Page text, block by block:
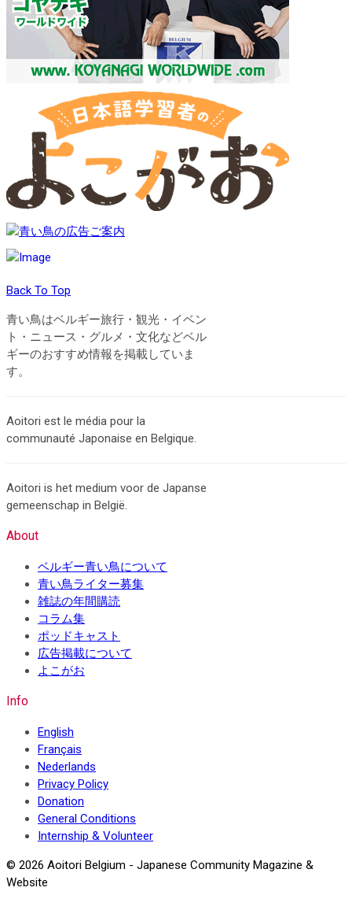
Back To Top
青い鳥はベルギー旅行・観光・イベン
ト・ニュース・グルメ・文化などベル
ギーのおすすめ情報を掲載していま
す。
Aoitori est le média pour la
communauté Japonaise en Belgique.
Aoitori is het medium voor de Japanse
gemeenschap in België.
About
ベルギー青い鳥について
青い鳥ライター募集
雑誌の年間購読
コラム集
ポッドキャスト
広告掲載について
よこがお
Info
English
Français
Nederlands
Privacy Policy
Donation
General Conditions
Internship & Volunteer
© 2026 Aoitori Belgium - Japanese Community Magazine &
Website